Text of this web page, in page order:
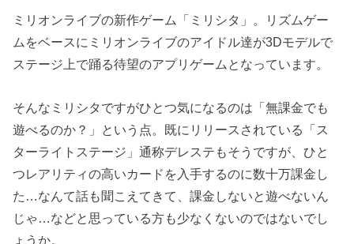
ミリオンライブの新作ゲーム「ミリシタ」。リズムゲー
ムをベースにミリオンライブのアイドル達が3Dモデルで
ステージ上で踊る待望のアプリゲームとなっています。
そんなミリシタですがひとつ気になるのは「無課金でも
遊べるのか？」という点。既にリリースされている「ス
ターライトステージ」通称デレステもそうですが、ひと
つレアリティの高いカードを入手するのに数十万課金し
た…なんて話も聞こえてきて、課金しないと遊べないん
じゃ…などと思っている方も少なくないのではないでし
ょうか。